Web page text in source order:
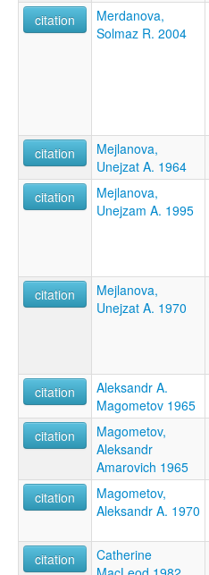
citation
Merdanova,
Solmaz R. 2004
citation
Mejlanova,
Unejzat A. 1964
citation
Mejlanova,
Unejzam A. 1995
citation
Mejlanova,
Unejzat A. 1970
citation
Aleksandr A.
Magometov 1965
citation
Magometov,
Aleksandr
Amarovich 1965
citation
Magometov,
Aleksandr A. 1970
citation
Catherine